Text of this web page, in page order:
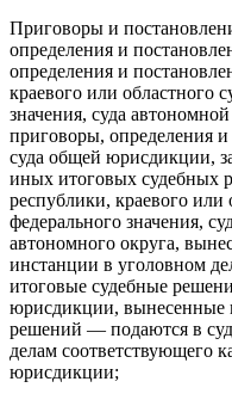
Приговоры и
определения и
определения и
краевого или областного
значения, суда
приговоры, определения
суда общей юрисдикции,
иных итоговых судебных
республики, краевого или
федерального значения,
автономного округа,
инстанции в уголовном
итоговые судебные
юрисдикции, вынесенные в
решений — подаются в
делам соответствующего
юрисдикции;